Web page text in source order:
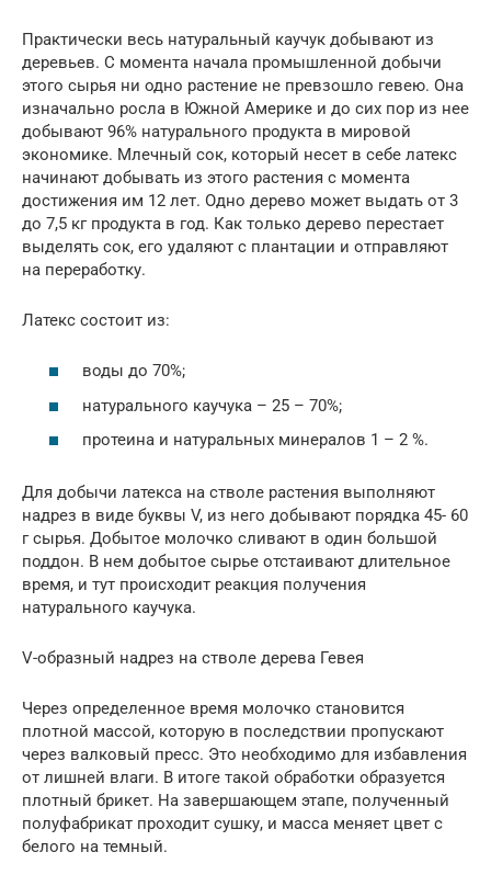
Практически весь натуральный каучук добывают из
деревьев. С момента начала промышленной добычи
этого сырья ни одно растение не превзошло гевею. Она
изначально росла в Южной Америке и до сих пор из нее
добывают 96% натурального продукта в мировой
экономике. Млечный сок, который несет в себе латекс
начинают добывать из этого растения с момента
достижения им 12 лет. Одно дерево может выдать от 3
до 7,5 кг продукта в год. Как только дерево перестает
выделять сок, его удаляют с плантации и отправляют
на переработку.
Латекс состоит из:
воды до 70%;
натурального каучука – 25 – 70%;
протеина и натуральных минералов 1 – 2 %.
Для добычи латекса на стволе растения выполняют
надрез в виде буквы V, из него добывают порядка 45- 60
г сырья. Добытое молочко сливают в один большой
поддон. В нем добытое сырье отстаивают длительное
время, и тут происходит реакция получения
натурального каучука.
V-образный надрез на стволе дерева Гевея
Через определенное время молочко становится
плотной массой, которую в последствии пропускают
через валковый пресс. Это необходимо для избавления
от лишней влаги. В итоге такой обработки образуется
плотный брикет. На завершающем этапе, полученный
полуфабрикат проходит сушку, и масса меняет цвет с
белого на темный.